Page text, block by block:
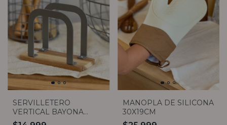
SERVILLETERO
VERTICAL BAYONA
GREY
MANOPLA DE SILICONA
30X19CM